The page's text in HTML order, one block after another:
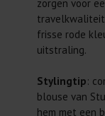
Was
buitenkant.
Wees
Was zo
al prima.
zorgen voor
frisse rode
uitstraling.
Stylingtip:
blouse van
hem met een